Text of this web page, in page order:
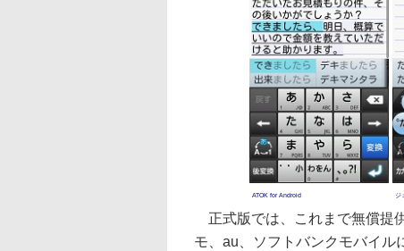
ATOK for Android ジ
正式版では、これまで無償提
モ、au、ソフトバンクモバイル